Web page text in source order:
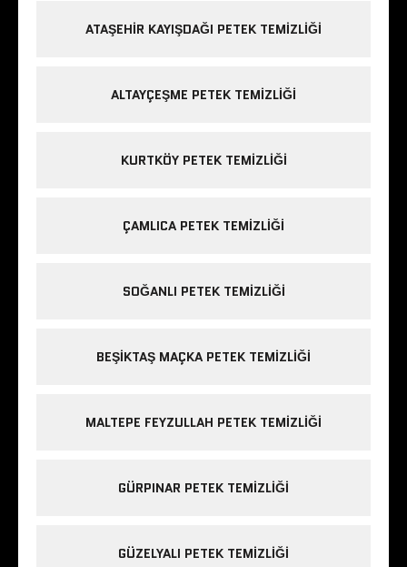
ATAŞEHIR KAYIŞDAĞI PETEK TEMIZLIĞI
ALTAYÇEŞME PETEK TEMIZLIĞI
KURTKÖY PETEK TEMIZLIĞI
ÇAMLICA PETEK TEMIZLIĞI
SOĞANLI PETEK TEMIZLIĞI
BEŞIKTAŞ MAÇKA PETEK TEMIZLIĞI
MALTEPE FEYZULLAH PETEK TEMIZLIĞI
GÜRPINAR PETEK TEMIZLIĞI
GÜZELYALI PETEK TEMIZLIĞI